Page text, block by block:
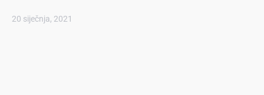
20 siječnja, 2021